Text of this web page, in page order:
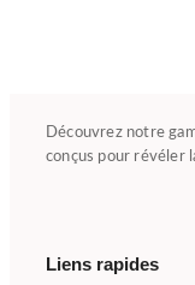
Découvrez notre
conçus pour révéler
Liens rapides